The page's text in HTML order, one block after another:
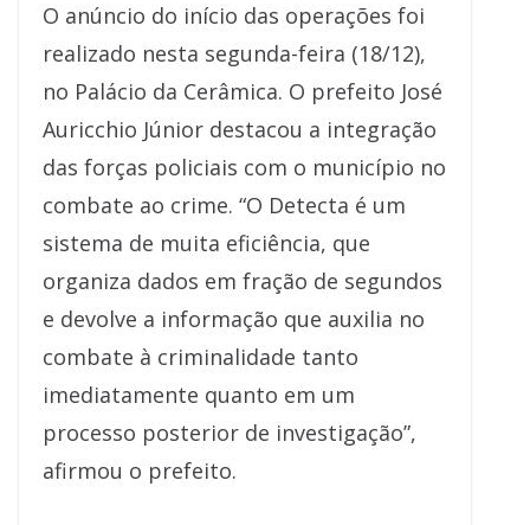
O anúncio do início das operações foi
realizado nesta segunda-feira (18/12),
no Palácio da Cerâmica. O prefeito José
Auricchio Júnior destacou a integração
das forças policiais com o município no
combate ao crime. “O Detecta é um
sistema de muita eficiência, que
organiza dados em fração de segundos
e devolve a informação que auxilia no
combate à criminalidade tanto
imediatamente quanto em um
processo posterior de investigação”,
afirmou o prefeito.